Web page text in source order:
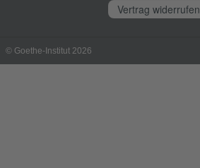
Vertrag widerrufen
© Goethe-Institut 2026